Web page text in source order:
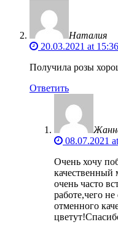
Наталия
20.03.2021 at 15:36
Получила розы
Ответить
08.07.2021
Очень хочу
качественный
очень часто
работе,чего
отменного